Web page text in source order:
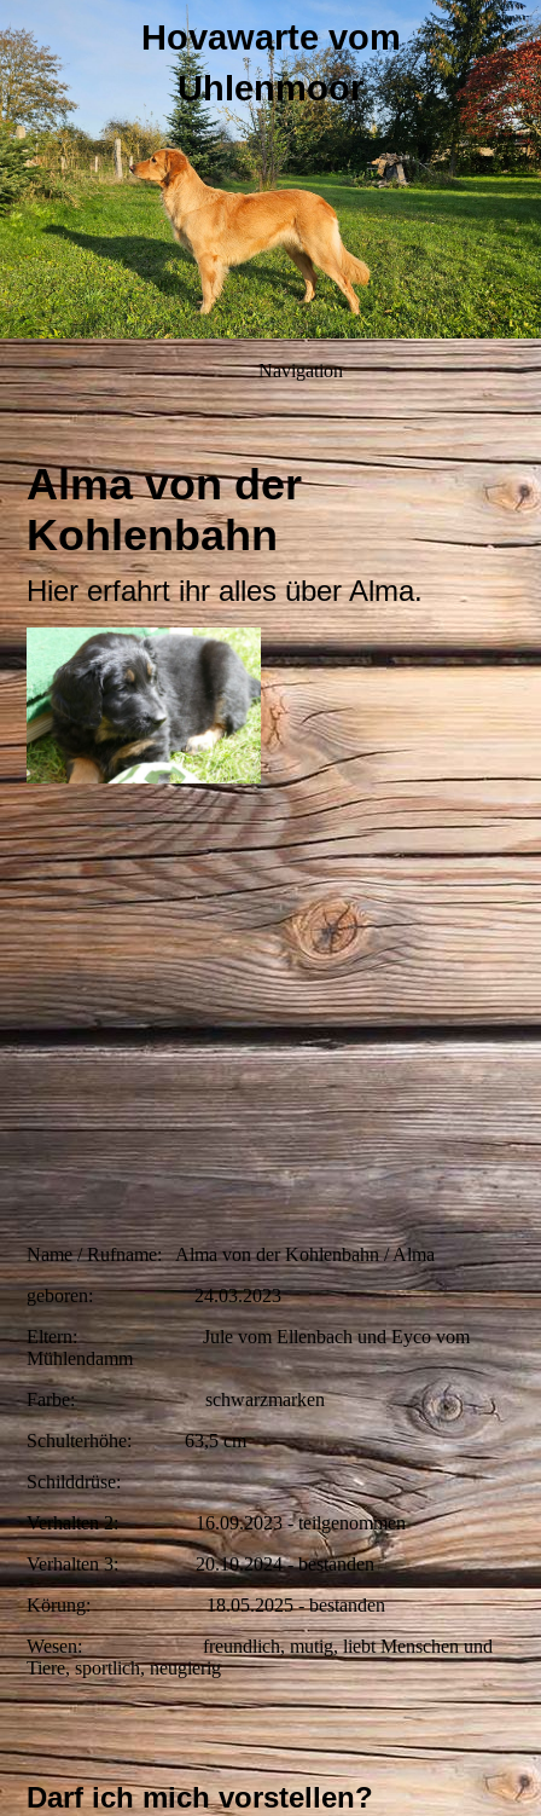
Hovawarte vom
Uhlenmoor
Navigation
Alma von der
Kohlenbahn
Hier erfahrt ihr alles über Alma.
Name / Rufname: Alma von der Kohlenbahn / Alma
geboren: 24.03.2023
Eltern: Jule vom Ellenbach und Eyco vom
Mühlendamm
Farbe: schwarzmarken
Schulterhöhe: 63,5 cm
Schilddrüse:
Verhalten 2: 16.09.2023 - teilgenommen
Verhalten 3: 20.10.2024 - bestanden
Körung: 18.05.2025 - bestanden
Wesen: freundlich, mutig, liebt Menschen und
Tiere, sportlich, neugierig
Darf ich mich vorstellen?